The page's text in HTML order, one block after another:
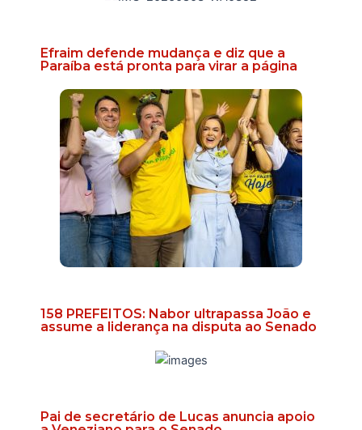
Efraim defende mudança e diz que a
Paraíba está pronta para virar a página
158 PREFEITOS: Nabor ultrapassa João e
assume a liderança na disputa ao Senado
Pai de secretário de Lucas anuncia apoio